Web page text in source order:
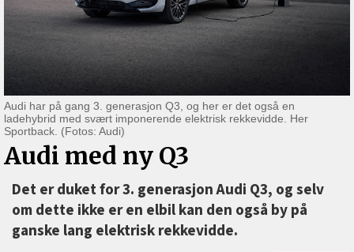
Audi har på gang 3. generasjon Q3, og her er det også en
ladehybrid med svært imponerende elektrisk rekkevidde. Her
Sportback. (Fotos: Audi)
Audi med ny Q3
Det er duket for 3. generasjon Audi Q3, og selv
om dette ikke er en elbil kan den også by på
ganske lang elektrisk rekkevidde.